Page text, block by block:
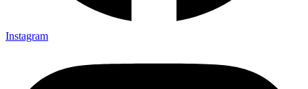
Instagram